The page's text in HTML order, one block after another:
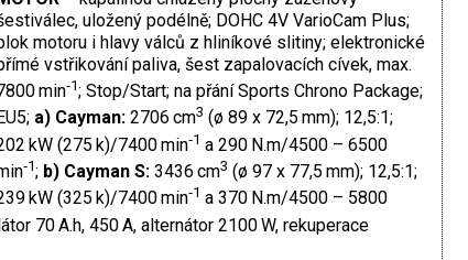
uložený podélně; DOHC 4V VarioCam Plus;
motoru i hlavy válců z hliníkové slitiny; elektronické
vstřikování paliva, šest zapalovacích cívek, max.
min‑1; Stop/Start; na přání Sports Chrono Package;
EU5; a) Cayman:2706 cm3 (ø 89 x 72,5 mm); 12,5:1;
kW (275 k)/7400 min‑1 a 290 N.m/4500 – 6500
‑1; b) Cayman S:3436 cm3 (ø 97 x 77,5 mm); 12,5:1;
kW (325 k)/7400 min‑1 a 370 N.m/4500 – 5800
70 A.h, 450 A, alternátor 2100 W, rekuperace